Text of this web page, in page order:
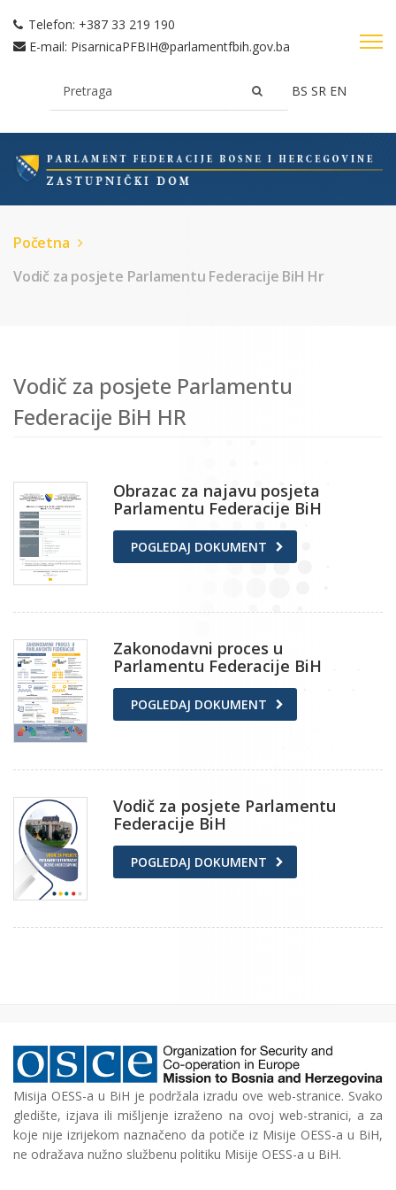
Telefon: +387 33 219 190
E-mail: PisarnicaPFBIH@parlamentfbih.gov.ba
BS SR EN
Početna
Vodič za posjete Parlamentu Federacije BiH Hr
Vodič za posjete Parlamentu
Federacije BiH HR
Obrazac za najavu posjeta
Parlamentu Federacije BiH
POGLEDAJ DOKUMENT
Zakonodavni proces u
Parlamentu Federacije BiH
POGLEDAJ DOKUMENT
Vodič za posjete Parlamentu
Federacije BiH
POGLEDAJ DOKUMENT
Misija OESS-a u BiH je podržala izradu ove web-stranice. Svako
gledište, izjava ili mišljenje izraženo na ovoj web-stranici, a za
koje nije izrijekom naznačeno da potiče iz Misije OESS-a u BiH,
ne odražava nužno službenu politiku Misije OESS-a u BiH.